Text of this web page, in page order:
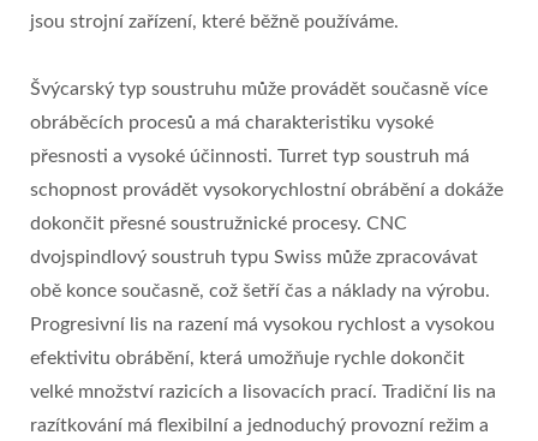
jsou strojní zařízení, které běžně používáme.
Švýcarský typ soustruhu může provádět současně více
obráběcích procesů a má charakteristiku vysoké
přesnosti a vysoké účinnosti. Turret typ soustruh má
schopnost provádět vysokorychlostní obrábění a dokáže
dokončit přesné soustružnické procesy. CNC
dvojspindlový soustruh typu Swiss může zpracovávat
obě konce současně, což šetří čas a náklady na výrobu.
Progresivní lis na razení má vysokou rychlost a vysokou
efektivitu obrábění, která umožňuje rychle dokončit
velké množství razicích a lisovacích prací. Tradiční lis na
razítkování má flexibilní a jednoduchý provozní režim a